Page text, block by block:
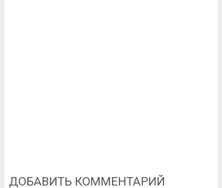
ДОБАВИТЬ КОММЕНТАРИЙ